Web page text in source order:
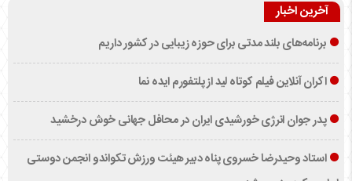
آخرین اخبار
برنامه‌های بلند مدتی برای حوزه زیبایی در کشور داریم
اکران آنلاین فیلم کوتاه لید از پلتفورم ایده نما
پدر جوان انرژی خورشیدی ایران در محافل جهانی خوش درخشید
استاد وحیدرضا خسروی پناه دبیر هیئت ورزش تکواندو انجمن دوستی